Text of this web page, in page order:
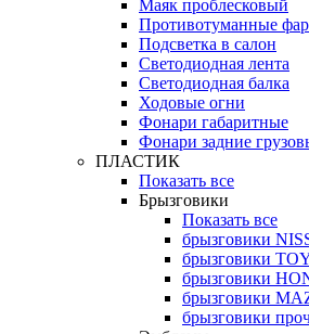
Маяк проблесковый
Противотуманные
Подсветка в салон
Светодиодная лента
Светодиодная балка
Ходовые огни
Фонари габаритные
Фонари задние
ПЛАСТИК
Показать все
Брызговики
Показать все
брызговики
брызговики
брызговики
брызговики
брызговики